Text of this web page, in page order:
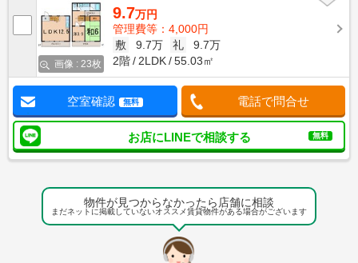
画像 : 23枚
9.7万円
管理費等：4,000円
敷
9.7万 礼
9.7万
2階
2LDK 55.03㎡
空室確認 無料 電話で問合せ
お店にLINEで相談する 無料
物件が見つからなかったら店舗に相談
まだネットに掲載していないオススメ賃貸物件がある場合がございます